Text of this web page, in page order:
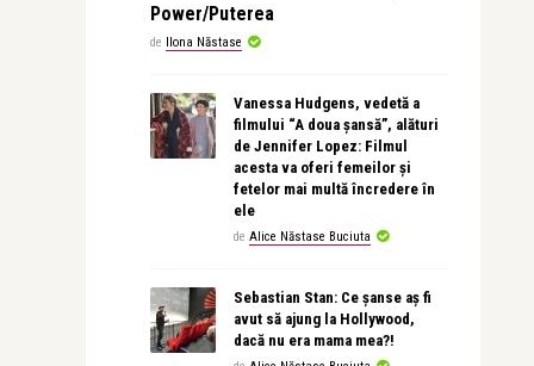
Power/Puterea
de Ilona Năstase
Vanessa Hudgens, vedetă a
filmului “A doua șansă”, alături
de Jennifer Lopez: Filmul
acesta va oferi femeilor și
fetelor mai multă încredere în
ele
de Alice Năstase Buciuta
Sebastian Stan: Ce șanse aș fi
avut să ajung la Hollywood,
dacă nu era mama mea?!